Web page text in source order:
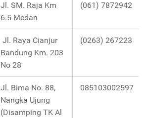
Jl. SM. Raja Km
6.5 Medan
(061) 7872942
Jl. Raya Cianjur
Bandung Km. 203
No 28
(0263) 267223
Jl. Bima No. 88,
Nangka Ujung
(Disamping TK Al
085103002597